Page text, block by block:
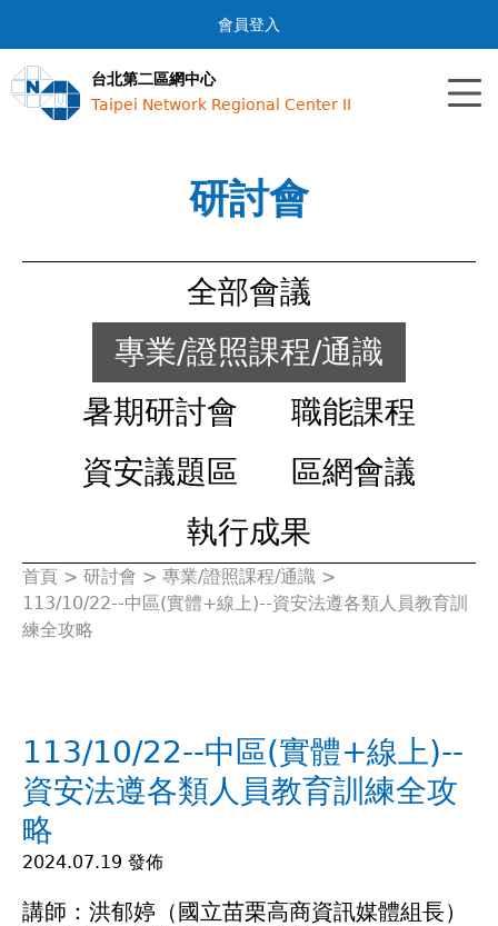
Jump to navigation
會員登入
台北第二區網中心
Taipei Network Regional Center II
研討會
全部會議
專業/證照課程/通識
暑期研討會
職能課程
資安議題區
區網會議
執行成果
您
在
裡
首頁 > 研討會 > 專業/證照課程/通識 >
113/10/22--中區(實體+線上)--資安法遵各類人員教育訓
練全攻略
113/10/22--中區(實體+線上)--
資安法遵各類人員教育訓練全攻
略
2024.07.19 發佈
講師：洪郁婷（國立苗栗高商資訊媒體組長）